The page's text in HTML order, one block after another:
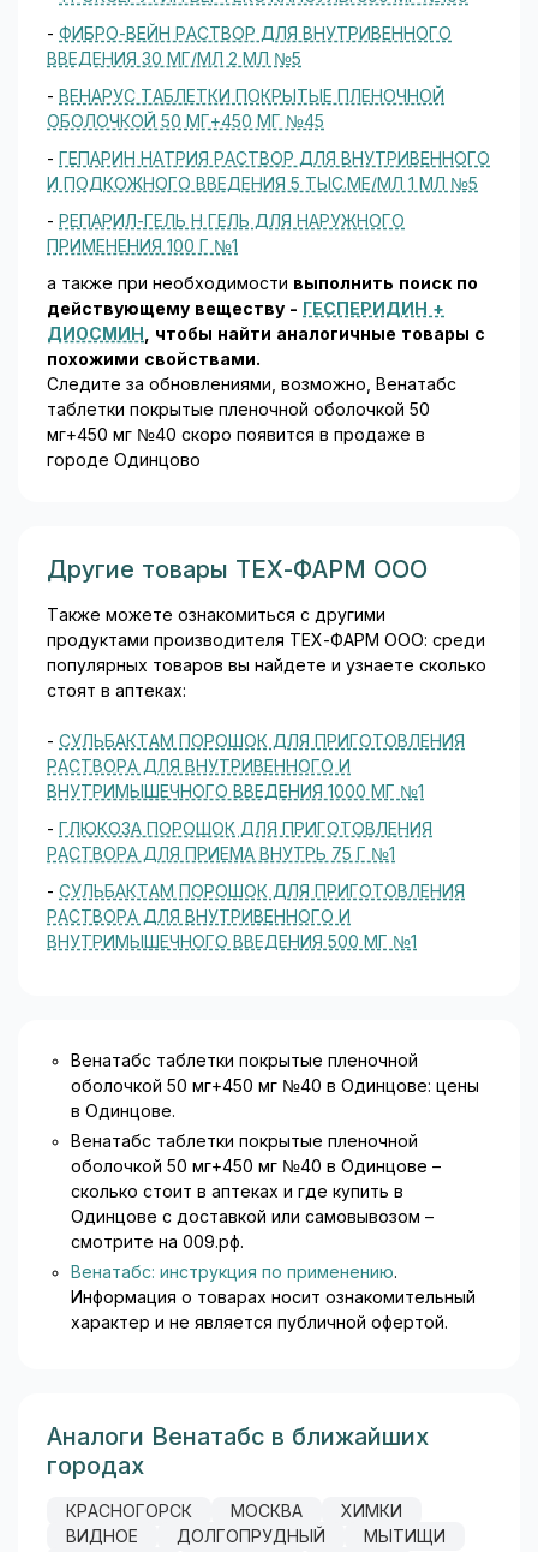
- ФИБРО-ВЕЙН РАСТВОР ДЛЯ ВНУТРИВЕННОГО
ВВЕДЕНИЯ 30 МГ/МЛ 2 МЛ №5
- ВЕНАРУС ТАБЛЕТКИ ПОКРЫТЫЕ ПЛЕНОЧНОЙ
ОБОЛОЧКОЙ 50 МГ+450 МГ №45
- ГЕПАРИН НАТРИЯ РАСТВОР ДЛЯ ВНУТРИВЕННОГО
И ПОДКОЖНОГО ВВЕДЕНИЯ 5 ТЫС.МЕ/МЛ 1 МЛ №5
- РЕПАРИЛ-ГЕЛЬ Н ГЕЛЬ ДЛЯ НАРУЖНОГО
ПРИМЕНЕНИЯ 100 Г №1
а также при необходимости выполнить поиск по
действующему веществу - ГЕСПЕРИДИН +
ДИОСМИН , чтобы найти аналогичные товары c
похожими свойствами.
Следите за обновлениями, возможно, Венатабс
таблетки покрытые пленочной оболочкой 50
мг+450 мг №40 скоро появится в продаже в
городе Одинцово
Другие товары ТЕХ-ФАРМ ООО
Также можете ознакомиться с другими
продуктами производителя ТЕХ-ФАРМ ООО: среди
популярных товаров вы найдете и узнаете сколько
стоят в аптеках:
- СУЛЬБАКТАМ ПОРОШОК ДЛЯ ПРИГОТОВЛЕНИЯ
РАСТВОРА ДЛЯ ВНУТРИВЕННОГО И
ВНУТРИМЫШЕЧНОГО ВВЕДЕНИЯ 1000 МГ №1
- ГЛЮКОЗА ПОРОШОК ДЛЯ ПРИГОТОВЛЕНИЯ
РАСТВОРА ДЛЯ ПРИЕМА ВНУТРЬ 75 Г №1
- СУЛЬБАКТАМ ПОРОШОК ДЛЯ ПРИГОТОВЛЕНИЯ
РАСТВОРА ДЛЯ ВНУТРИВЕННОГО И
ВНУТРИМЫШЕЧНОГО ВВЕДЕНИЯ 500 МГ №1
Венатабс таблетки покрытые пленочной
оболочкой 50 мг+450 мг №40 в Одинцове: цены
в Одинцове.
Венатабс таблетки покрытые пленочной
оболочкой 50 мг+450 мг №40 в Одинцове –
сколько стоит в аптеках и где купить в
Одинцове с доставкой или самовывозом –
смотрите на 009.рф.
Венатабс: инструкция по применению.
Информация о товарах носит ознакомительный
характер и не является публичной офертой.
Аналоги Венатабс в ближайших
городах
КРАСНОГОРСК МОСКВА
ХИМКИ
ВИДНОЕ
ДОЛГОПРУДНЫЙ
МЫТИЩИ